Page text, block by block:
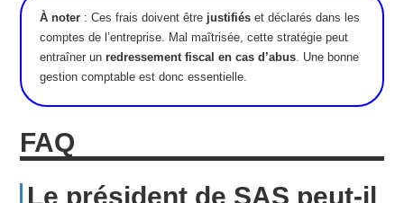
À noter : Ces frais doivent être justifiés et déclarés dans les
comptes de l’entreprise. Mal maîtrisée, cette stratégie peut
entraîner unredressement fiscal en cas d’abus . Une bonne
gestion comptable est donc essentielle.
FAQ
Le président de SAS peut-il